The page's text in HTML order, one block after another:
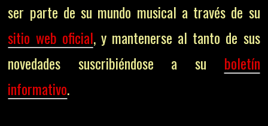
ser parte de su mundo musical a través de su
sitio web oficial, y mantenerse al tanto de sus
novedades suscribiéndose a su boletín
informativo.